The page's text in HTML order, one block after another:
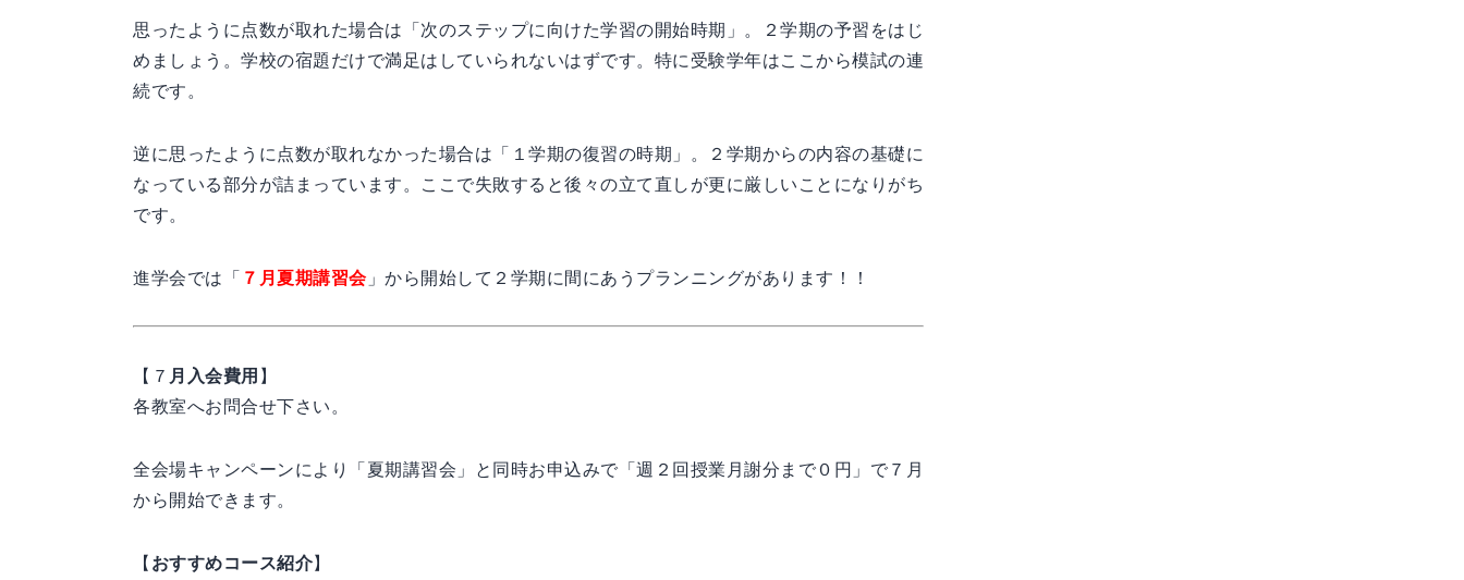
思ったように点数が取れた場合は「次のステップに向けた学習の開始時期」。２学期の予習をはじ
めましょう。学校の宿題だけで満足はしていられないはずです。特に受験学年はここから模試の連
続です。
逆に思ったように点数が取れなかった場合は「１学期の復習の時期」。２学期からの内容の基礎に
なっている部分が詰まっています。ここで失敗すると後々の立て直しが更に厳しいことになりがち
です。
進学会では「 ７月夏期講習会」から開始して２学期に間にあうプランニングがあります！！
【７ 月入会費用】
各教室へお問合せ下さい。
全会場キャンペーンにより「夏期講習会」と同時お申込みで「週２回授業月謝分まで０円」で７月
から開始できます。
【おすすめコース紹介】